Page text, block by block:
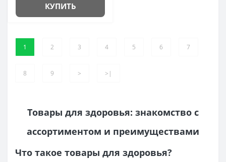
КУПИТЬ
1 2 3 4 5 6 7
8 9 > >|
Товары для здоровья: знакомство с
ассортиментом и преимуществами
Что такое товары для здоровья?